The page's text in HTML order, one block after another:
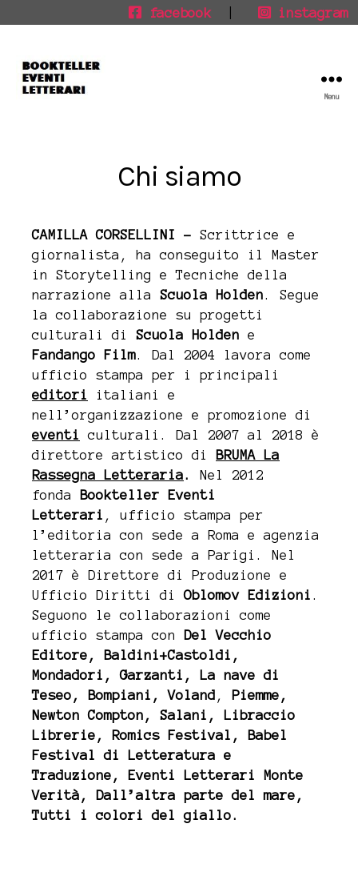
facebook| instagram
Menu
Chi siamo
CAMILLA CORSELLINI – Scrittrice e
giornalista, ha conseguito il Master
in Storytelling e Tecniche della
narrazione alla Scuola Holden. Segue
la collaborazione su progetti
culturali di Scuola Holden e
Fandango Film. Dal 2004 lavora come
ufficio stampa per
i principali
editori
italiani e
nell’organizzazione e promozione di
eventi
culturali. Dal 2007 al 2018 è
direttore artistico di BRUMA La
Rassegna Letteraria. Nel 2012
fonda Bookteller Eventi
Letterari , ufficio stampa per
l’editoria con sede a Roma e agenzia
letteraria con sede a Parigi . Nel
2017 è Direttore di Produzione e
Ufficio Diritti diOblomov Edizioni .
Seguono le collaborazioni come
ufficio stampa con
Del Vecchio
Editore, Baldini+Castoldi,
Mondadori,
Garzanti, La nave di
Teseo,
Bompiani,Voland , Piemme,
Newton Compton, Salani, Libraccio
Librerie, Romics Festival, Babel
Festivaldi Letteratura e
Traduzione , Eventi Letterari Monte
Verità, Dall’altra parte del mare,
Tutti i colori del giallo.